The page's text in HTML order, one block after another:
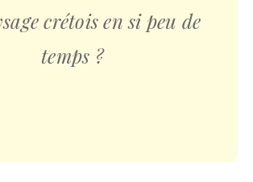
crétois en si peu de
temps ?